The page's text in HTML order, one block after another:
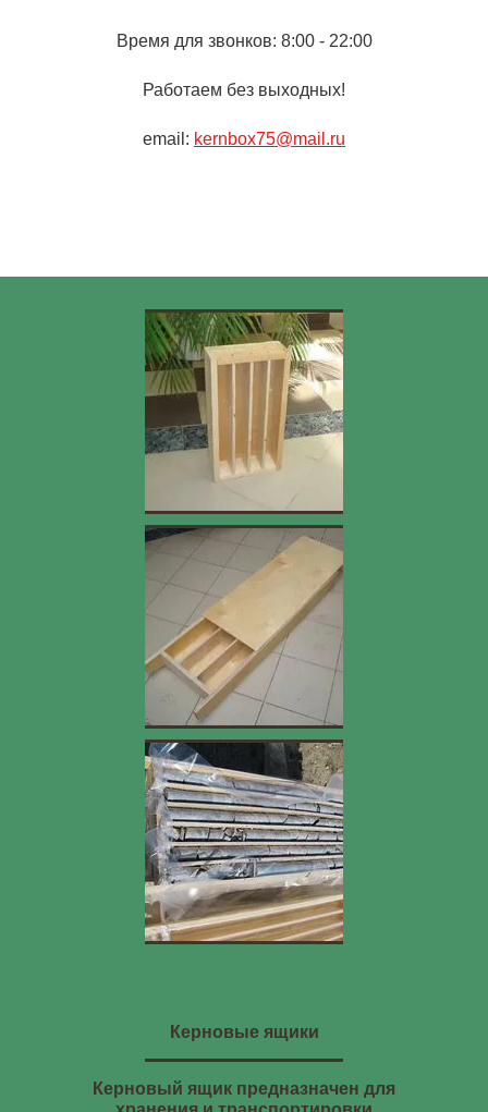
Время для звонков: 8:00 - 22:00
Работаем без выходных!
email: kernbox75@mail.ru
Керновые ящики
Керновый ящик предназначен для